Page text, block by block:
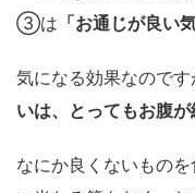
③は 「お通じが良い
気になる効果なのです
いは、とってもお腹が
なにか良くないもの